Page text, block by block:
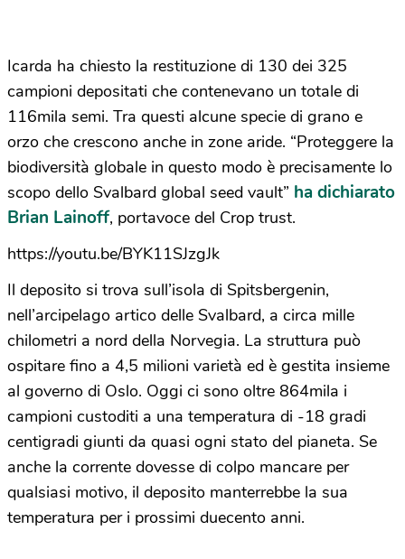
Icarda ha chiesto la restituzione di 130 dei 325
campioni depositati che contenevano un totale di
116mila semi. Tra questi alcune specie di grano e
orzo che crescono anche in zone aride. “Proteggere la
biodiversità globale in questo modo è precisamente lo
scopo dello Svalbard global seed vault” ha dichiarato
Brian Lainoff, portavoce del Crop trust.
https://youtu.be/BYK11SJzgJk
Il deposito si trova sull’isola di Spitsbergenin,
nell’arcipelago artico delle Svalbard, a circa mille
chilometri a nord della Norvegia. La struttura può
ospitare fino a 4,5 milioni varietà ed è gestita insieme
al governo di Oslo. Oggi ci sono oltre 864mila i
campioni custoditi a una temperatura di -18 gradi
centigradi giunti da quasi ogni stato del pianeta. Se
anche la corrente dovesse di colpo mancare per
qualsiasi motivo, il deposito manterrebbe la sua
temperatura per i prossimi duecento anni.